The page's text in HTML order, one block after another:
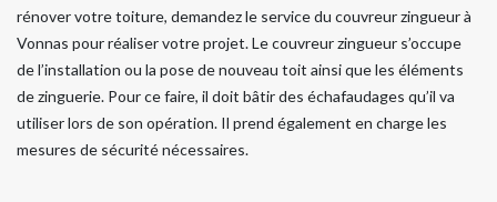
rénover votre toiture, demandez le service du couvreur zingueur à
Vonnas pour réaliser votre projet. Le couvreur zingueur s’occupe
de l’installation ou la pose de nouveau toit ainsi que les éléments
de zinguerie. Pour ce faire, il doit bâtir des échafaudages qu’il va
utiliser lors de son opération. Il prend également en charge les
mesures de sécurité nécessaires.